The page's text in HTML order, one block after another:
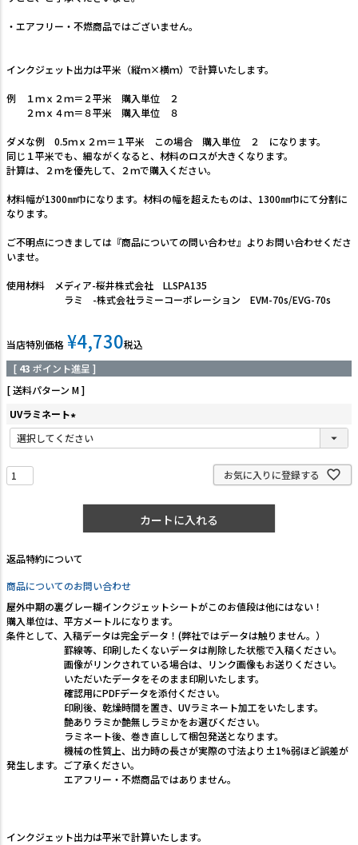
・エアフリー・不燃商品ではございません。
インクジェット出力は平米（縦ｍ×横ｍ）で計算いたします。
例 １ｍｘ２ｍ＝２平米 購入単位 ２
２ｍｘ４ｍ＝８平米 購入単位 ８
ダメな例 0.5ｍｘ２ｍ＝１平米 この場合 購入単位 ２ になります。
同じ１平米でも、細ながくなると、材料のロスが大きくなります。
計算は、２ｍを優先して、２ｍで購入ください。
材料幅が1300㎜巾になります。材料の幅を超えたものは、1300㎜巾にて分割に
なります。
ご不明点につきましては『商品についての問い合わせ』よりお問い合わせくださ
いませ。
使用材料 メディア-桜井株式会社 LLSPA135
ラミ -株式会社ラミーコーポレーション EVM-70s/EVG-70s
当店特別価格 ¥4,730税込
[ 43 ポイント進呈 ]
送料パターン M
UVラミネート
(
必
お気に入りに登録する
カートに入れる
返品特約について
商品についてのお問い合わせ
屋外中期の裏グレー糊インクジェットシートがこのお値段は他にはない！
購入単位は、平方メートルになります。
条件として、入稿データは完全データ！(弊社ではデータは触りません。）
罫線等、印刷したくないデータは削除した状態で入稿ください。
画像がリンクされている場合は、リンク画像もお送りください。
いただいたデータをそのまま印刷いたします。
確認用にPDFデータを添付ください。
印刷後、乾燥時間を置き、UVラミネート加工をいたします。
艶ありラミか艶無しラミかをお選びください。
ラミネート後、巻き直しして梱包発送となります。
機械の性質上、出力時の長さが実際の寸法より±1%弱ほど誤差が
発生します。ご了承ください。
エアフリー・不燃商品ではありません。
インクジェット出力は平米で計算いたします。